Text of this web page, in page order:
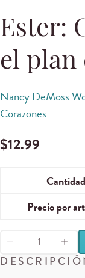
Ester:
el plan
Nancy DeMoss
Corazones
$12.99
Cantidad
Precio por